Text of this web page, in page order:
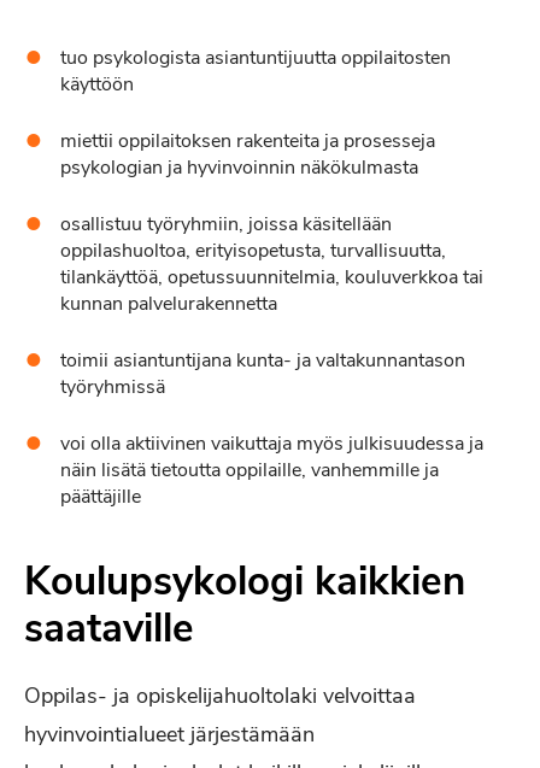
tuo psykologista asiantuntijuutta oppilaitosten
käyttöön
miettii oppilaitoksen rakenteita ja prosesseja
psykologian ja hyvinvoinnin näkökulmasta
osallistuu työryhmiin, joissa käsitellään
oppilashuoltoa, erityisopetusta, turvallisuutta,
tilankäyttöä, opetussuunnitelmia, kouluverkkoa tai
kunnan palvelurakennetta
toimii asiantuntijana kunta- ja valtakunnantason
työryhmissä
voi olla aktiivinen vaikuttaja myös julkisuudessa ja
näin lisätä tietoutta oppilaille, vanhemmille ja
päättäjille
Koulupsykologi kaikkien
saataville
Oppilas- ja opiskelijahuoltolaki velvoittaa
hyvinvointialueet järjestämään